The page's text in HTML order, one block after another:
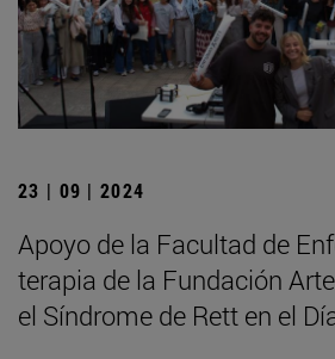
23 | 09 | 2024
Apoyo de la Facultad de
terapia de la Fundación
el Síndrome de Rett en el